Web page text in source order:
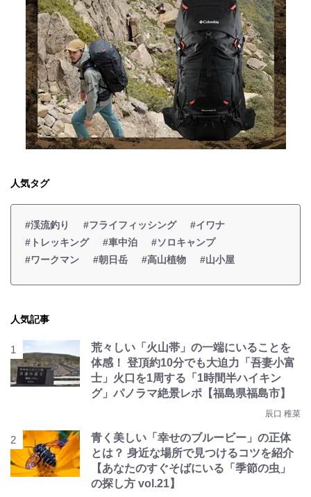
人気タグ
#渓流釣り #フライフィッシング
#イワナ
#トレッキング
#車中泊
#ソロキャンプ
#ワークマン
#朝日岳 #高山植物 #山小屋
人気記事
荒々しい「火山帯」の一端にいることを
体感！ 登頂約10分でも大迫力「吾妻小富
士」火口を1周する「1時間半ハイキン
グ」パノラマ絶景レポ【福島県福島市】
辰口 稚菜
青く美しい「幸せのブルービー」の正体
とは？ 身近な場所で見つけるコツを紹介
【あなたのすぐそばにいる「季節の虫」
の探し方 vol.21】